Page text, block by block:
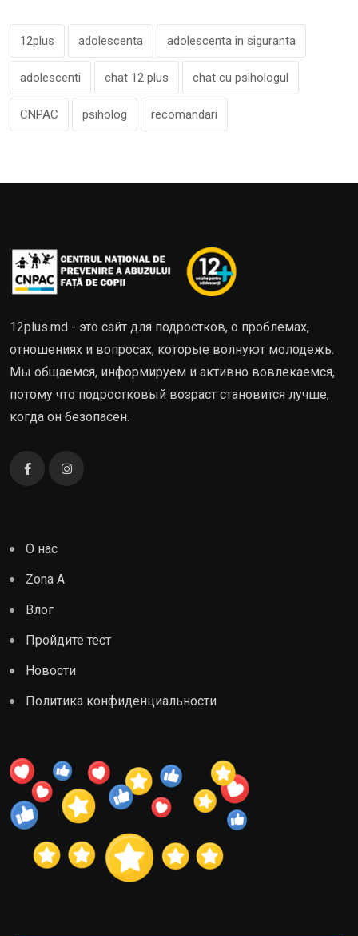
12plus adolescenta adolescenta in siguranta
adolescenti chat 12 plus chat cu psihologul
CNPAC psiholog recomandari
12plus.md - это сайт для подростков, о проблемах,
отношениях и вопросах, которые волнуют молодежь.
Мы общаемся, информируем и активно вовлекаемся,
потому что подростковый возраст становится лучше,
когда он безопасен.
О нас
Zona A
Влог
Пройдите тест
Новости
Политика конфиденциальности